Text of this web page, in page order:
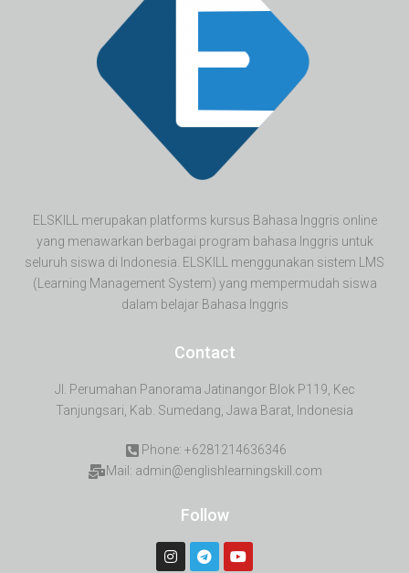
ELSKILL merupakan platforms kursus Bahasa Inggris online
yang menawarkan berbagai program bahasa Inggris untuk
seluruh siswa di Indonesia. ELSKILL menggunakan sistem LMS
(Learning Management System) yang mempermudah siswa
dalam belajar Bahasa Inggris
Contact
Jl. Perumahan Panorama Jatinangor Blok P119, Kec
Tanjungsari, Kab. Sumedang, Jawa Barat, Indonesia
Phone: +6281214636346
Mail: admin@englishlearningskill.com
Follow